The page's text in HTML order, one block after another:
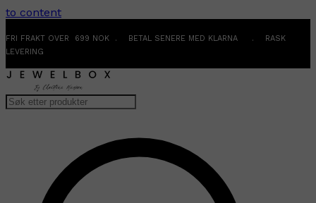
to content
FRI FRAKT OVER 699 NOK . BETAL SENERE MED KLARNA . RASK
LEVERING